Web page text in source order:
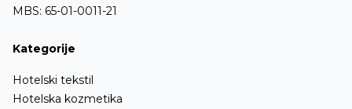
MBS: 65-01-0011-21
Kategorije
Hotelski tekstil
Hotelska kozmetika